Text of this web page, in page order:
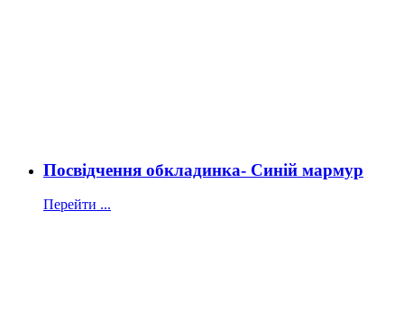
Посвідчення обкладинка- Синій мармур
Перейти ...